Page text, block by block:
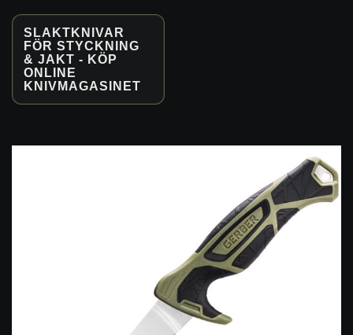
SLAKTKNIVAR
FÖR STYCKNING
& JAKT - KÖP
ONLINE
KNIVMAGASINET